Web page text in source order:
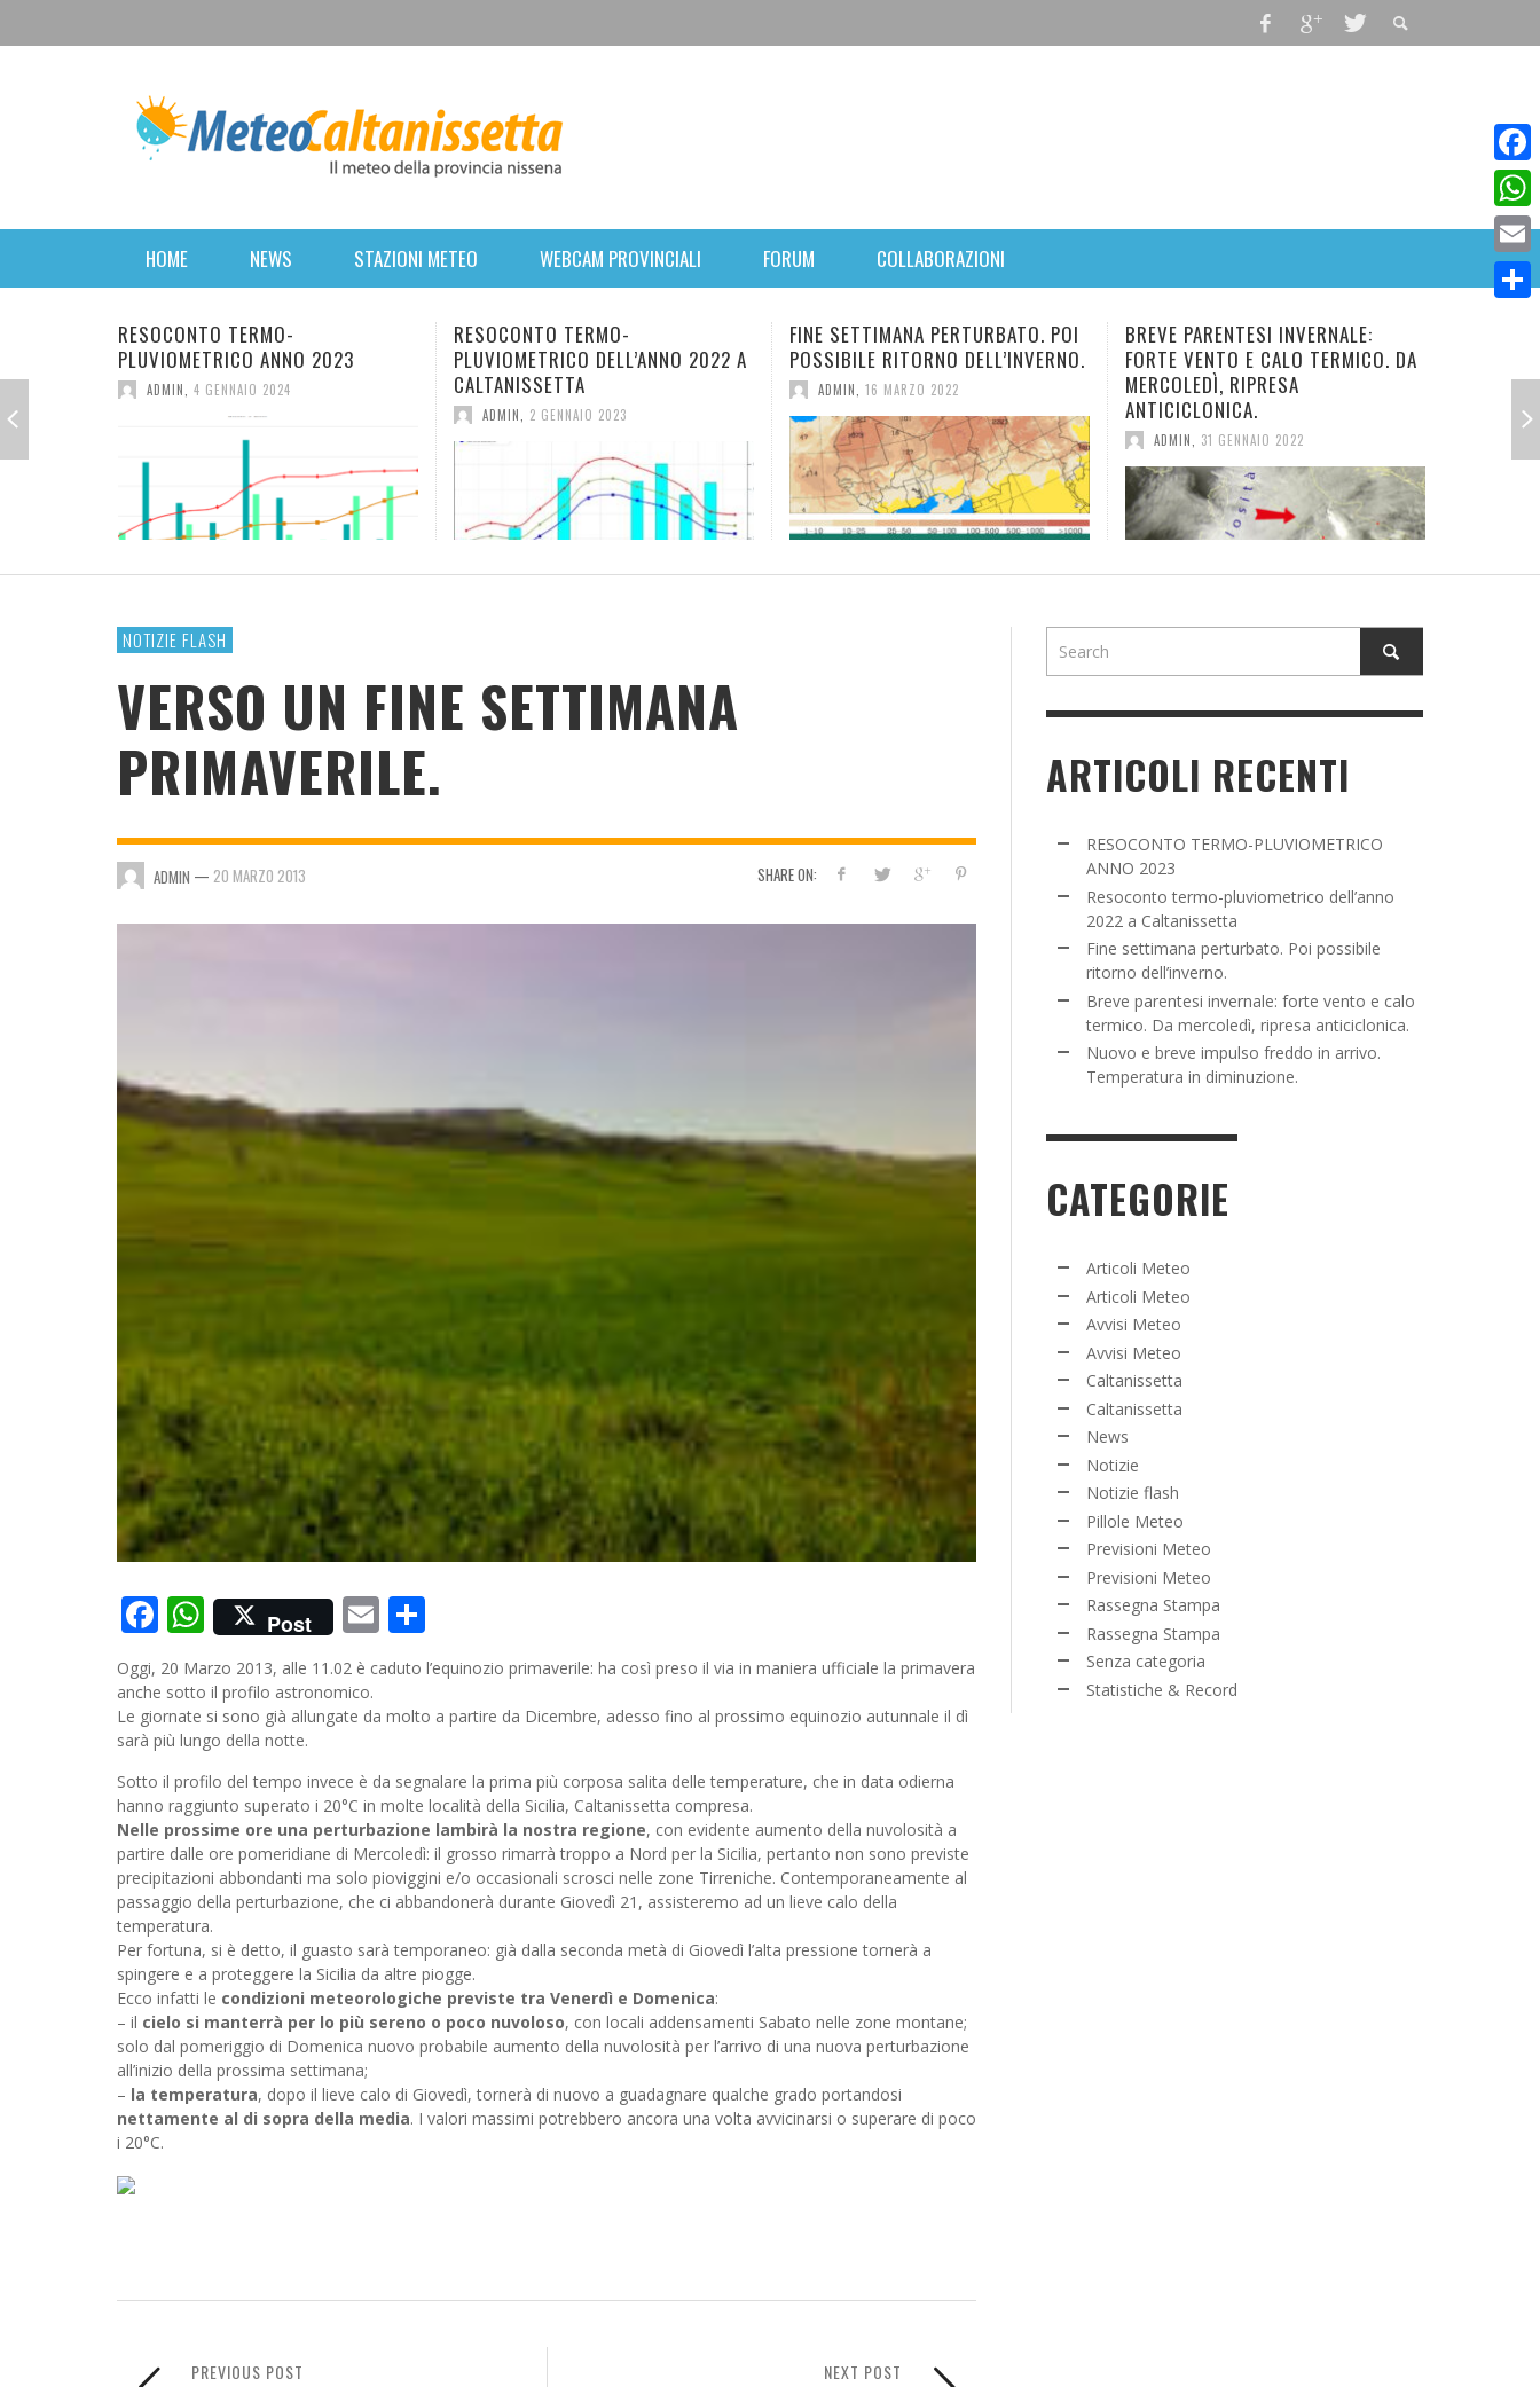
HOME NEWS
2023
DELL’ANNO 2022 A CALTANISSETTA
RITORNO DELL’INVERNO.
STAZIONI METEO WEBCAM PROVINCIALI FORUM COLLABORAZIONI
RESOCONTO TERMO-
PLUVIOMETRICO DELL’ANNO 2022 A
CALTANISSETTA
ADMIN, 2 GENNAIO 2023
FINE SETTIMANA PERTURBATO. POI
POSSIBILE RITORNO DELL’INVERNO.
ADMIN , 16 MARZO 2022
BREVE PARENTESI INVERNALE:
FORTE VENTO E CALO TERMICO. DA
MERCOLEDÌ, RIPRESA
ANTICICLONICA.
ADMIN, 31 GENNAIO 2022
NUOVO E BREVE IMPULSO FREDDO
IN ARRIVO. TEMPERATURA IN
DIMINUZIONE.
ADMIN, 28 GENNAIO 2022
NOTIZIE FLASH
VERSO UN FINE SETTIMANA
PRIMAVERILE.
SHARE ON:
ADMIN — 20 MARZO 2013
Facebook
WhatsApp
Post Email
Oggi, 20 Marzo 2013, alle 11.02 è caduto l’equinozio primaverile: ha così preso il via in maniera ufficiale la primavera
anche sotto il profilo astronomico.
Le giornate si sono già allungate da molto a partire da Dicembre, adesso fino al prossimo equinozio autunnale il dì
sarà più lungo della notte.
Sotto il profilo del tempo invece è da segnalare la prima più corposa salita delle temperature, che in data odierna
hanno raggiunto superato i 20°C in molte località della Sicilia, Caltanissetta compresa.
Nelle prossime ore una perturbazione lambirà la nostra regione, con evidente aumento della nuvolosità a
partire dalle ore pomeridiane di Mercoledì: il grosso rimarrà troppo a Nord per la Sicilia, pertanto non sono previste
precipitazioni abbondanti ma solo pioviggini e/o occasionali scrosci nelle zone Tirreniche. Contemporaneamente al
passaggio della perturbazione, che ci abbandonerà durante Giovedì 21, assisteremo ad un lieve calo della
temperatura.
Per fortuna, si è detto, il guasto sarà temporaneo: già dalla seconda metà di Giovedì l’alta pressione tornerà a
spingere e a proteggere la Sicilia da altre piogge.
Ecco infatti le condizioni meteorologiche previste tra Venerdì e Domenica:
– il cielo si manterrà per lo più sereno o poco nuvoloso, con locali addensamenti Sabato nelle zone montane;
solo dal pomeriggio di Domenica nuovo probabile aumento della nuvolosità per l’arrivo di una nuova perturbazione
all’inizio della prossima settimana;
– la temperatura, dopo il lieve calo di Giovedì, tornerà di nuovo a guadagnare qualche grado portandosi
nettamente al di sopra della media. I valori massimi potrebbero ancora una volta avvicinarsi o superare di poco
i 20°C.
NEXT POST
PREVIOUS POST
ARTICOLI RECENTI
RESOCONTO TERMO-PLUVIOMETRICO
ANNO 2023
Resoconto termo-pluviometrico dell’anno
2022 a Caltanissetta
Fine settimana perturbato. Poi possibile
ritorno dell’inverno.
Breve parentesi invernale: forte vento e calo
termico. Da mercoledì, ripresa anticiclonica.
Nuovo e breve impulso freddo in arrivo.
Temperatura in diminuzione.
CATEGORIE
Articoli Meteo
Articoli Meteo
Avvisi Meteo
Avvisi Meteo
Caltanissetta
Caltanissetta
News
Notizie
Notizie flash
Pillole Meteo
Previsioni Meteo
Previsioni Meteo
Rassegna Stampa
Rassegna Stampa
Senza categoria
Statistiche & Record
Email